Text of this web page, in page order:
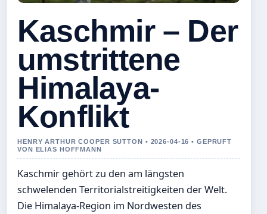
Kaschmir – Der
umstrittene
Himalaya-
Konflikt
HENRY ARTHUR COOPER SUTTON • 2026-04-16 • GEPRUFT
VON ELIAS HOFFMANN
Kaschmir gehört zu den am längsten
schwelenden Territorialstreitigkeiten der Welt.
Die Himalaya-Region im Nordwesten des